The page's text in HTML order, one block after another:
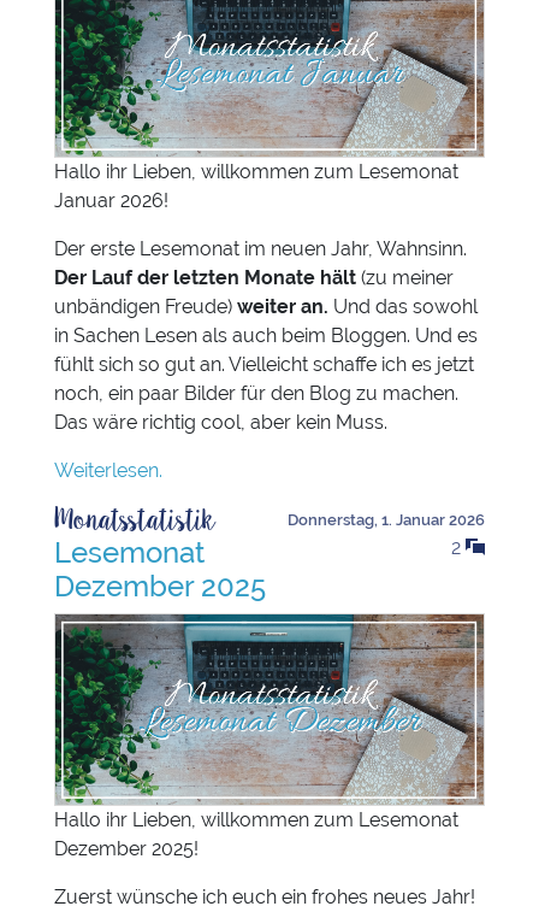
Hallo ihr Lieben, willkommen zum Lesemonat
Januar 2026!
Der erste Lesemonat im neuen Jahr, Wahnsinn.
Der Lauf der letzten Monate hält (zu meiner
unbändigen Freude) weiter an. Und das sowohl
in Sachen Lesen als auch beim Bloggen. Und es
fühlt sich so gut an. Vielleicht schaffe ich es jetzt
noch, ein paar Bilder für den Blog zu machen.
Das wäre richtig cool, aber kein Muss.
Weiterlesen.
Donnerstag, 1. Januar 2026
2
Monatsstatistik
Lesemonat
Dezember 2025
Hallo ihr Lieben, willkommen zum Lesemonat
Dezember 2025!
Zuerst wünsche ich euch ein frohes neues Jahr!